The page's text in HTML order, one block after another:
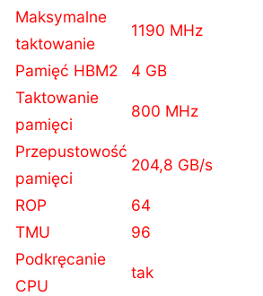
Maksymalne
taktowanie
1190 MHz
Pamięć HBM2
4 GB
Taktowanie
pamięci
800 MHz
Przepustowość
pamięci
204,8 GB/s
ROP
TMU
64
96
Podkręcanie
CPU
tak